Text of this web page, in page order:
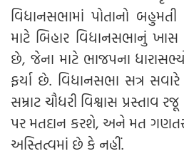
વિધાનસભામાં પોતાનો
માટે બિહાર વિધાનસભાનું
છે, જેના માટે ભાજપના
ફર્યા છે. વિધાનસભા સત્ર
સમ્રાટ ચૌધરી વિશ્વાસ પ્રસ્તાવ
પર મતદાન કરશે, અને મત
અસ્તિત્વમાં છે કે નહીં.